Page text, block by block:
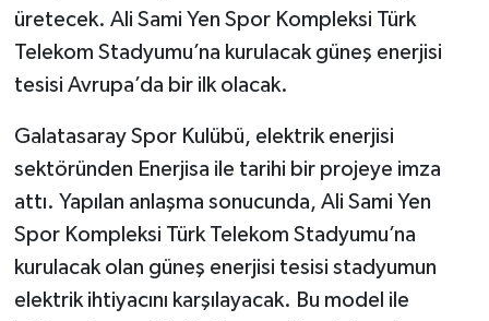
üretecek. Ali Sami Yen Spor Kompleksi Türk
Telekom Stadyumu’na kurulacak güneş enerjisi
tesisi Avrupa’da bir ilk olacak.
Galatasaray Spor Kulübü, elektrik enerjisi
sektöründen Enerjisa ile tarihi bir projeye imza
attı. Yapılan anlaşma sonucunda, Ali Sami Yen
Spor Kompleksi Türk Telekom Stadyumu’na
kurulacak olan güneş enerjisi tesisi stadyumun
elektrik ihtiyacını karşılayacak. Bu model ile